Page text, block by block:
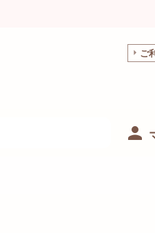
ご